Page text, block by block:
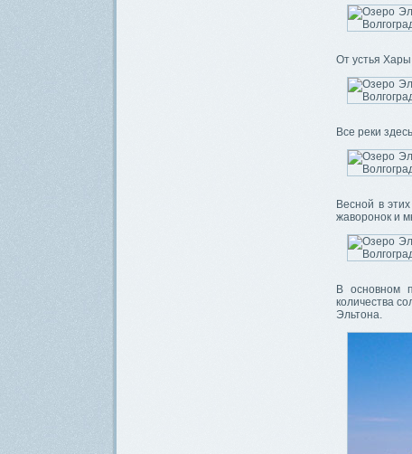
От устья
Все реки
Весной в
жаворонок и
В основном
количества
Эльтона.